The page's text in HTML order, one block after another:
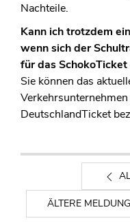
Nachteile.
Kann ich trotzdem
wenn sich der
für das
Sie können das
DeutschlandTicket
ÄLTERE MELDUNG